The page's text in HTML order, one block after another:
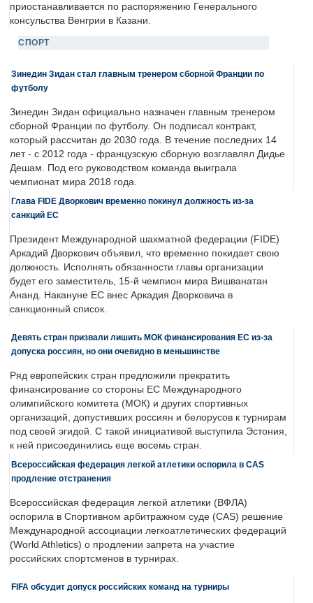
приостанавливается по распоряжению Генерального
консульства Венгрии в Казани.
СПОРТ
Зинедин Зидан стал главным тренером сборной Франции по
футболу
Зинедин Зидан официально назначен главным тренером
сборной Франции по футболу. Он подписал контракт,
который рассчитан до 2030 года. В течение последних 14
лет - с 2012 года - французскую сборную возглавлял Дидье
Дешам. Под его руководством команда выиграла
чемпионат мира 2018 года.
Глава FIDE Дворкович временно покинул должность из-за
санкций ЕС
Президент Международной шахматной федерации (FIDE)
Аркадий Дворкович объявил, что временно покидает свою
должность. Исполнять обязанности главы организации
будет его заместитель, 15-й чемпион мира Вишванатан
Ананд. Накануне ЕС внес Аркадия Дворковича в
санкционный список.
Девять стран призвали лишить МОК финансирования ЕС из-за
допуска россиян, но они очевидно в меньшинстве
Ряд европейских стран предложили прекратить
финансирование со стороны ЕС Международного
олимпийского комитета (МОК) и других спортивных
организаций, допустивших россиян и белорусов к турнирам
под своей эгидой. С такой инициативой выступила Эстония,
к ней присоединились еще восемь стран.
Всероссийская федерация легкой атлетики оспорила в CAS
продление отстранения
Всероссийская федерация легкой атлетики (ВФЛА)
оспорила в Спортивном арбитражном суде (CAS) решение
Международной ассоциации легкоатлетических федераций
(World Athletics) о продлении запрета на участие
российских спортсменов в турнирах.
FIFA обсудит допуск российских команд на турниры